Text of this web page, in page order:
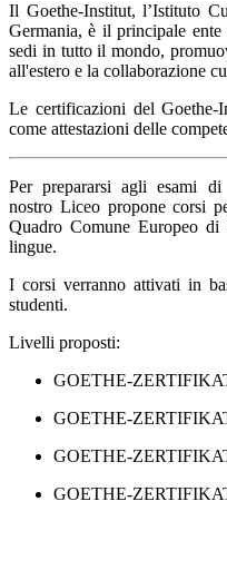
Il Goethe-Institut, l’Istituto
Germania, è il principale
sedi in tutto il mondo,
all'estero e la collaborazione
Le certificazioni del
come attestazioni delle
Per prepararsi agli esami
nostro Liceo propone corsi
Quadro Comune Europeo di
lingue.
I corsi verranno attivati in
studenti.
Livelli proposti:
GOETHE-
GOETHE-
GOETHE-
GOETHE-